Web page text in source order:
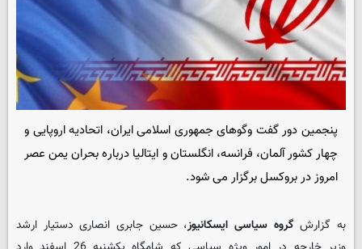
پنجمین دور گفت وگوهای جمهوری اسلامی ایران، اتحادیه اروپایی و
چهار کشور آلمان، فرانسه، انگلستان و ایتالیا درباره بحران یمن عصر
امروز در بروکسل برگزار می شود.
به گزارشگروه سیاسی ایسکانیوز، حسین جابری انصاری دستیار ارشد